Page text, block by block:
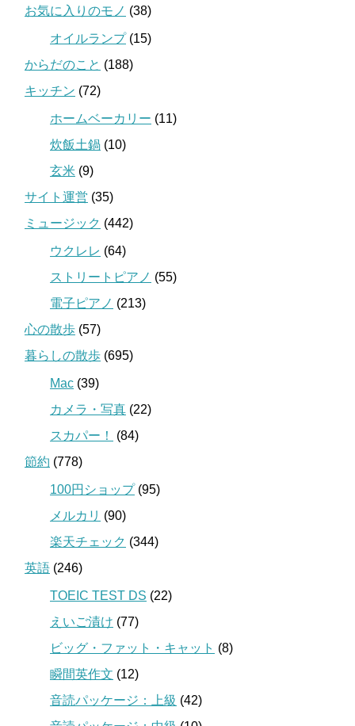
お気に入りのモノ (38)
オイルランプ(15)
からだのこと (188)
キッチン (72)
ホームベーカリー (11)
炊飯土鍋 (10)
玄米 (9)
サイト運営 (35)
ミュージック (442)
ウクレレ (64)
ストリートピアノ (55)
電子ピアノ (213)
心の散歩 (57)
暮らしの散歩 (695)
Mac (39)
カメラ・写真 (22)
スカパー！
(84)
節約 (778)
100円ショップ(95)
メルカリ (90)
楽天チェック (344)
英語 (246)
TOEIC TEST DS (22)
えいご漬け (77)
ビッグ・ファット・キャット (8)
瞬間英作文 (12)
音読パッケージ：上級 (42)